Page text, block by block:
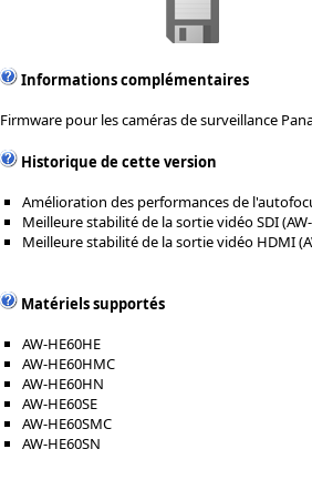
Informations complémentaires
Firmware pour les caméras de surveillance
Historique de cette version
Amélioration des performances de
Meilleure stabilité de la sortie vidéo SDI
Meilleure stabilité de la sortie vidéo HDMI
Matériels supportés
AW-HE60HE
AW-HE60HMC
AW-HE60HN
AW-HE60SE
AW-HE60SMC
AW-HE60SN